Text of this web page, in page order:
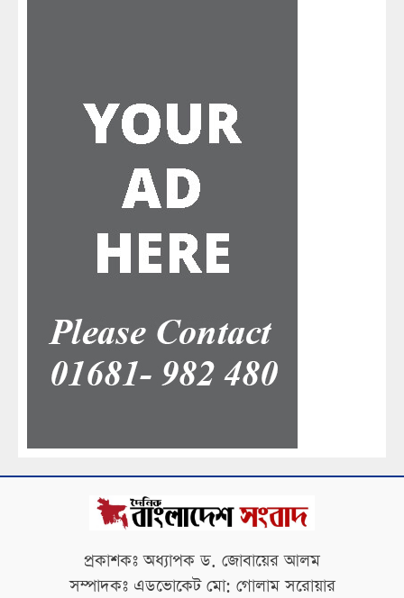
প্রকাশকঃ অধ্যাপক ড. জোবায়ের আলম
সম্পাদকঃ এডভোকেট মো: গোলাম সরোয়ার